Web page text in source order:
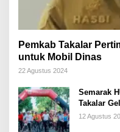
Pemkab Takalar
untuk Mobil Dinas
22 Agustus 2024
Semarak
Takalar
12 Agustus